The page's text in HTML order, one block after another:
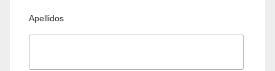
Apellidos